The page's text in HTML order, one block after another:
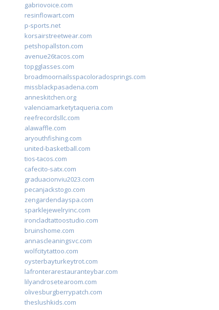
gabriovoice.com
resinflowart.com
p-sports.net
korsairstreetwear.com
petshopallston.com
avenue26tacos.com
topgglasses.com
broadmoornailsspacoloradosprings.com
missblackpasadena.com
anneskitchen.org
valenciamarketytaqueria.com
reefrecordsllc.com
alawaffle.com
aryouthfishing.com
united-basketball.com
tios-tacos.com
cafecito-satx.com
graduacionviu2023.com
pecanjackstogo.com
zengardendayspa.com
sparklejewelryinc.com
ironcladtattoostudio.com
bruinshome.com
annascleaningsvc.com
wolfcitytattoo.com
oysterbayturkeytrot.com
lafronterarestauranteybar.com
lilyandrosetearoom.com
olivesburgberrypatch.com
theslushkids.com